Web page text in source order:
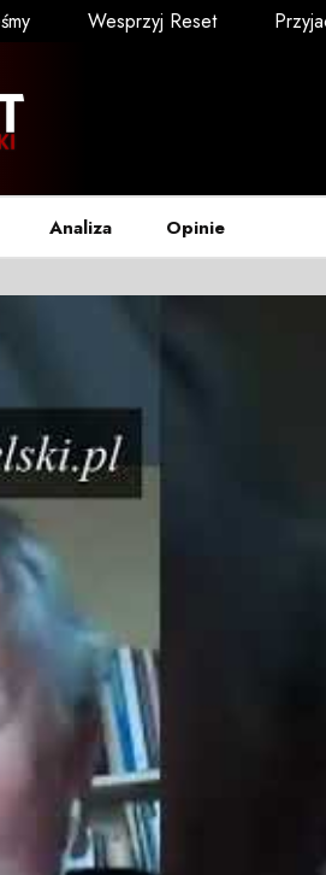
Wesprzyj Reset
Analiza Opinie